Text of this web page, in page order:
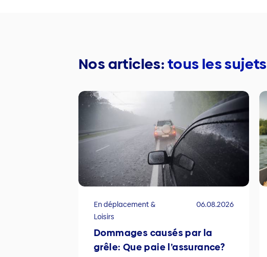
Nos articles:tous les sujets
En déplacement &
Loisirs
06.08.2026
Dommages causés par la
grêle: Que paie l’assurance?